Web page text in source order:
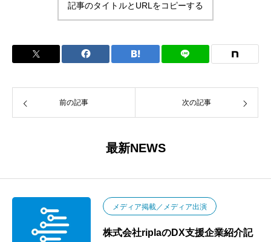
記事のタイトルとURLをコピーする
前の記事 次の記事
最新NEWS
メディア掲載／メディア出演
株式会社riplaのDX支援企業紹介記